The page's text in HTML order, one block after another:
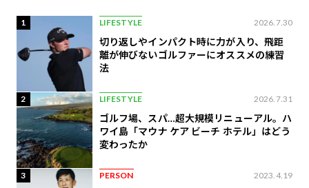
1 LIFESTYLE 2026.7.30
切り返しやインパクト時に力が入り、飛距
離が伸びないゴルファーにオススメの練習
法
2 LIFESTYLE 2026.7.31
ゴルフ場、スパ…超大規模リニューアル。ハ
ワイ島「マウナ ケア ビーチ ホテル」はどう
変わったか
3 PERSON 2023.4.19